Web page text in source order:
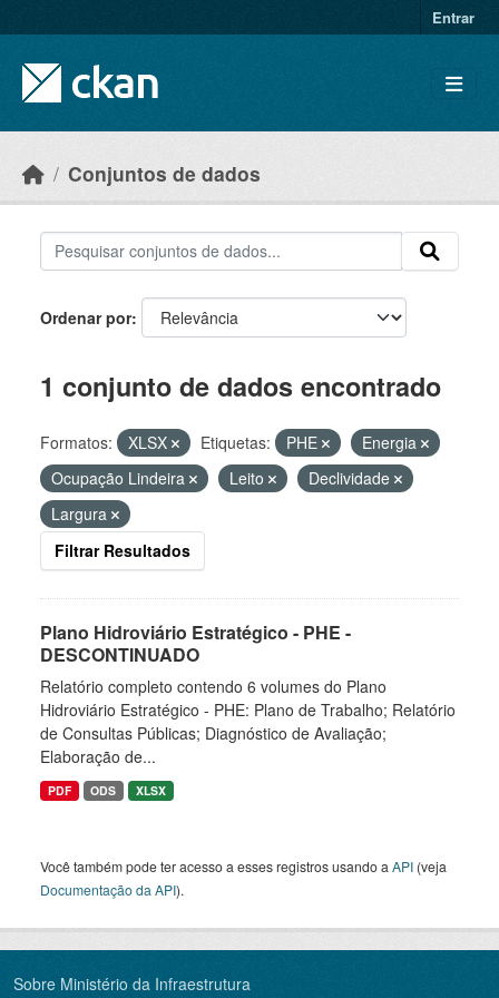
Entrar
Conjuntos de dados
Ordenar por
1 conjunto de dados encontrado
Formatos: XLSX Etiquetas: PHE
Energia
Ocupação Lindeira
Leito
Declividade
Largura
Filtrar Resultados
Plano Hidroviário Estratégico - PHE -
DESCONTINUADO
Relatório completo contendo 6 volumes do Plano
Hidroviário Estratégico - PHE: Plano de Trabalho; Relatório
de Consultas Públicas; Diagnóstico de Avaliação;
Elaboração de...
PDF ODS XLSX
Você também pode ter acesso a esses registros usando a API (veja
Documentação da API).
Sobre Ministério da Infraestrutura